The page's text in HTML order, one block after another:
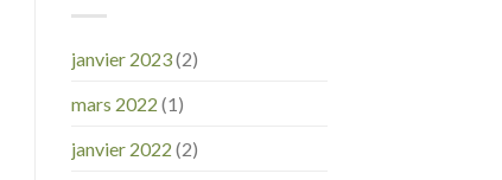
janvier 2023(2)
mars 2022 (1)
janvier 2022 (2)